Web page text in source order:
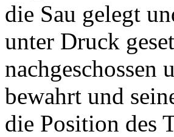
die Sau gelegt
unter Druck
bewahrt und
die Position des